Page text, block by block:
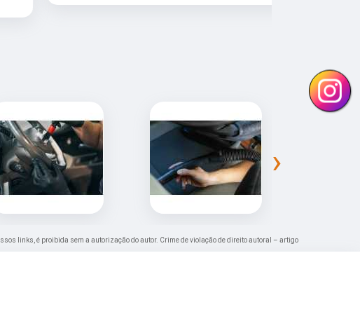
›
links, é proibida sem a autorização do autor. Crime de violação de direito autoral – artigo